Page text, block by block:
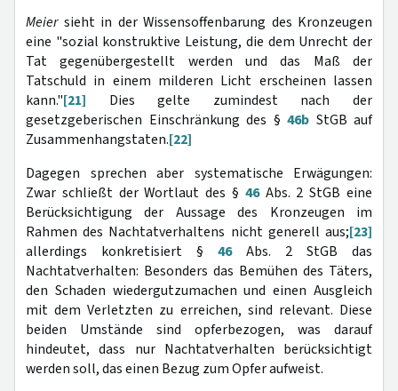
Meier sieht in der Wissensoffenbarung des Kronzeugen
eine "sozial konstruktive Leistung, die dem Unrecht der
Tat gegenübergestellt werden und das Maß der
Tatschuld in einem milderen Licht erscheinen lassen
kann."[21] Dies gelte zumindest nach der
gesetzgeberischen Einschränkung des § 46b StGB auf
Zusammenhangstaten.[22]
Dagegen sprechen aber systematische Erwägungen:
Zwar schließt der Wortlaut des § 46Abs. 2 StGB eine
Berücksichtigung der Aussage des Kronzeugen im
Rahmen des Nachtatverhaltens nicht generell aus;[23]
allerdings konkretisiert § 46Abs. 2 StGB das
Nachtatverhalten: Besonders das Bemühen des Täters,
den Schaden wiedergutzumachen und einen Ausgleich
mit dem Verletzten zu erreichen, sind relevant. Diese
beiden Umstände sind opferbezogen, was darauf
hindeutet, dass nur Nachtatverhalten berücksichtigt
werden soll, das einen Bezug zum Opfer aufweist.